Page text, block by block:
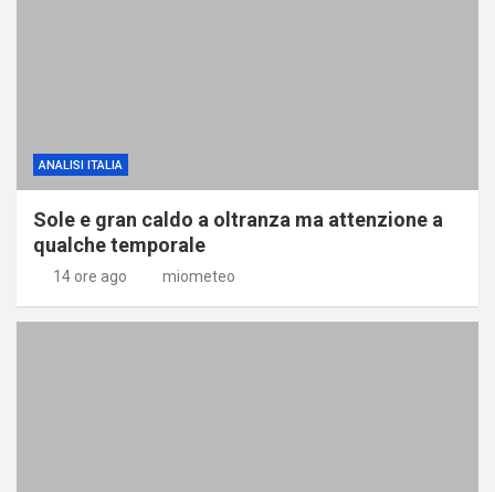
ANALISI ITALIA
Sole e gran caldo a oltranza ma attenzione a
qualche temporale
14 ore ago miometeo